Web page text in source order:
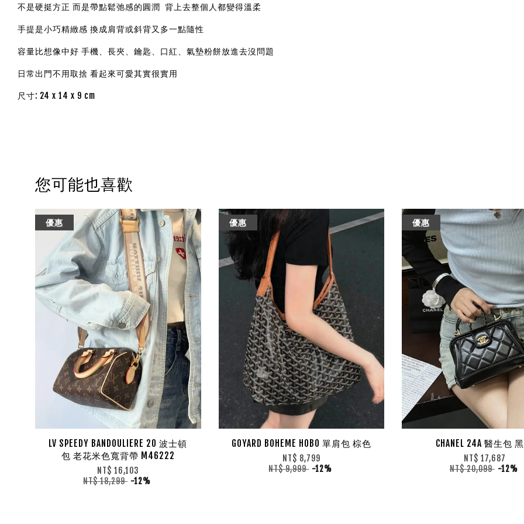
不是硬挺方正 而是帶點鬆弛感的圓潤 背上去整個人都變得溫柔
手提是小巧精緻感 換成肩背或斜背又多一點隨性
容量比想像中好 手機、長夾、鑰匙、口紅、氣墊粉餅放進去沒問題
日常出門不用取捨 看起來可愛其實很實用
尺寸: 24 x 14 x 9 cm
您可能也喜歡
優惠
LV SPEEDY BANDOULIERE 20 波士頓
包 老花米色寬背帶 M46222
NT$ 16,103
NT$ 18,299 -12%
優惠
GOYARD BOHEME HOBO 單肩包 棕色
NT$ 8,799
NT$ 9,999 -12%
優惠
CHANEL 24A 醫生包
NT$ 17,687
NT$ 20,099 -12%